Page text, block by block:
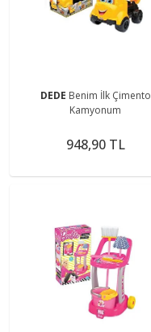
DEDE Benim İlk Çimento
Kamyonum
948,90 TL